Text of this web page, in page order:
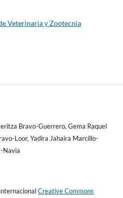
Veterinaria y Zootecnia
Bravo-Guerrero, Gema Raquel
Loor, Yadira Jahaira Marcillo-
Navia
Creative Commons